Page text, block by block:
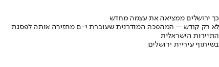
כך ירושלים ממציאה את עצמה מחדש
לא רק קודש – המהפכה המודרנית שעוברת י-ם מחזירה אותה לפסגת
התיירות הישראלית
בשיתוף עיריית ירושלים